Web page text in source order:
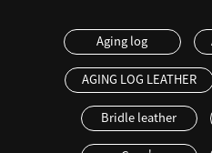
Aging log
AGING LOG LEATHER
Bridle leather